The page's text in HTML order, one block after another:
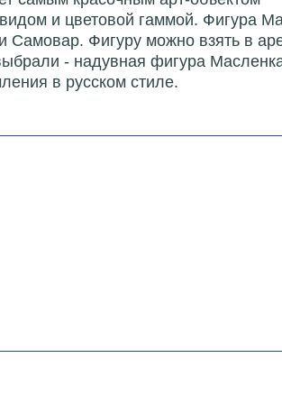
и цветовой гаммой. Фигура
Самовар. Фигуру можно взять в
- надувная фигура
в русском стиле.